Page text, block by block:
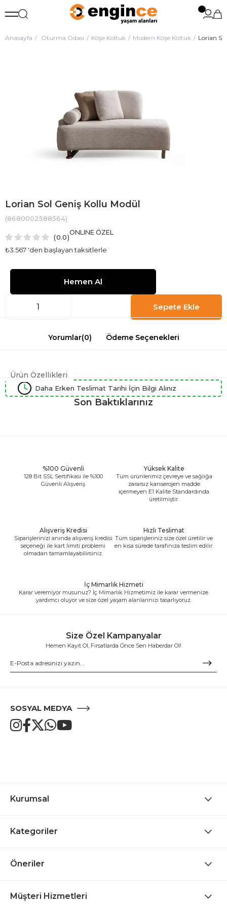
Anasayfa Oturma Odası Köşe Koltuk Modern Köşe Koltuk Lorian
Lorian Sol Geniş Kollu Modül
(8680002588564)
0.0
₺3.567 'den başlayan taksitlerle
ONLINE ÖZEL
Yorumlar(0) Ödeme Seçenekleri
Ürün Özellikleri
Daha Erken Teslimat Tarihi İçin Bilgi Alınız
Son Baktıklarınız
%100 Güvenli
128 Bit SSL Sertifikası ile %100
Güvenli Alışveriş
Yüksek Kalite
Tüm ürünlerimiz çevreye ve sağlığa
zararsız kanserojen madde
içermeyen E1 Kalite Standardında
üretilmiştir.
Alışveriş Kredisi
Siparişlerinizi anında alışveriş kredisi
seçeneği ile kart limiti problemi
olmadan tamamlayabilirsiniz.
Hızlı Teslimat
Tüm siparişleriniz size özel üretilir ve
en kısa sürede tarafınıza teslim edilir.
İç Mimarlık Hizmeti
Karar veremiyor musunuz? İç Mimarlık Hizmetimiz ile karar vermenize
yardımcı oluyor ve size özel yaşam alanlarınızı tasarlıyoruz.
Size Özel Kampanyalar
Hemen Kayıt Ol, Fırsatlarda Önce Sen Haberdar Ol!
SOSYAL MEDYA
Kurumsal
Kategoriler
Öneriler
Müşteri Hizmetleri